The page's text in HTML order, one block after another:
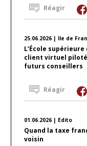
Réagir
25.06.2026 | Ile de
L’École
client virtuel piloté
futurs conseillers
Réagir
01.06.2026 | Edito
Quand la taxe
voisin